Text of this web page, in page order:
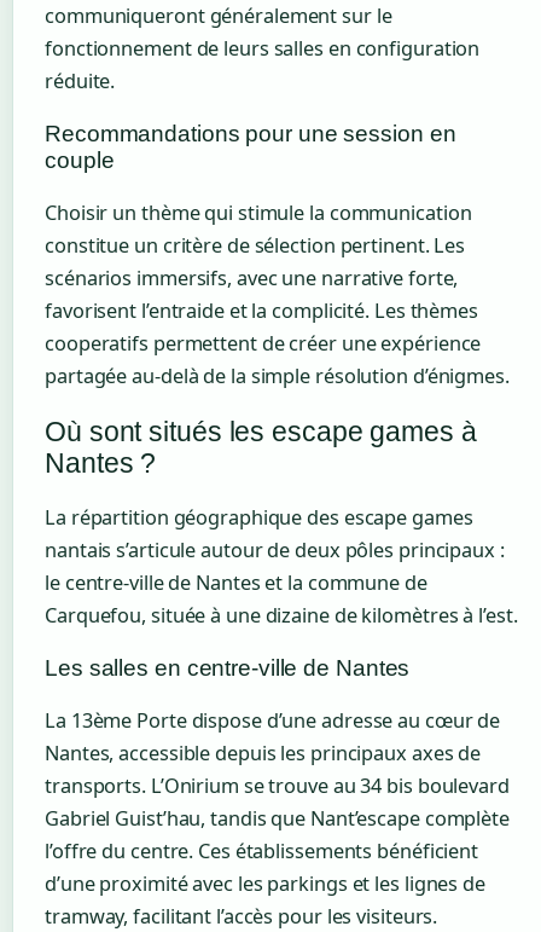
communiqueront généralement sur le
fonctionnement de leurs salles en configuration
réduite.
Recommandations pour une session en
couple
Choisir un thème qui stimule la communication
constitue un critère de sélection pertinent. Les
scénarios immersifs, avec une narrative forte,
favorisent l’entraide et la complicité. Les thèmes
cooperatifs permettent de créer une expérience
partagée au-delà de la simple résolution d’énigmes.
Où sont situés les escape games à
Nantes ?
La répartition géographique des escape games
nantais s’articule autour de deux pôles principaux :
le centre-ville de Nantes et la commune de
Carquefou, située à une dizaine de kilomètres à l’est.
Les salles en centre-ville de Nantes
La 13ème Porte dispose d’une adresse au cœur de
Nantes, accessible depuis les principaux axes de
transports. L’Onirium se trouve au 34 bis boulevard
Gabriel Guist’hau, tandis que Nant’escape complète
l’offre du centre. Ces établissements bénéficient
d’une proximité avec les parkings et les lignes de
tramway, facilitant l’accès pour les visiteurs.